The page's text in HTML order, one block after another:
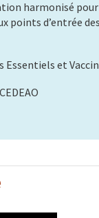
harmonisé
points d’entrée
et